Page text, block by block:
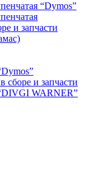
“Dymos”
и запчасти
сборе и запчасти
WARNER”